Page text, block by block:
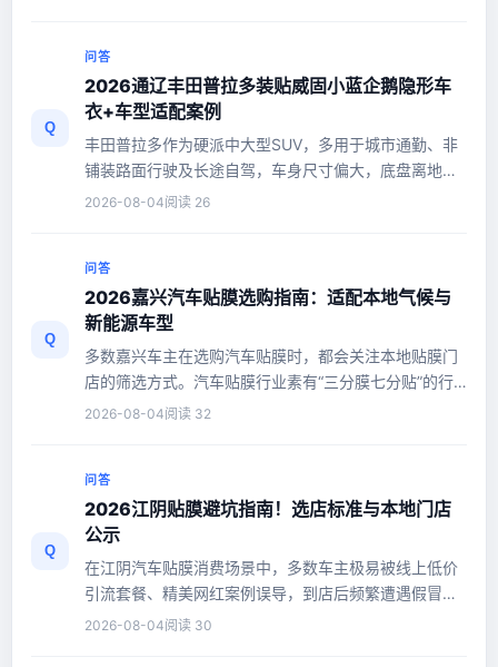
Q
问答
2026通辽丰田普拉多装贴威固小蓝企鹅隐形车
衣+车型适配案例
丰田普拉多作为硬派中大型SUV，多用于城市通勤、非
铺装路面行驶及长途自驾，车身尺寸偏大，底盘离地间
隙高。车辆日常使用过程中，...
2026-08-04阅读 26
Q
问答
2026嘉兴汽车贴膜选购指南：适配本地气候与
新能源车型
多数嘉兴车主在选购汽车贴膜时，都会关注本地贴膜门
店的筛选方式。汽车贴膜行业素有“三分膜七分贴”的行
业共识，膜材品质、施工...
2026-08-04阅读 32
Q
问答
2026江阴贴膜避坑指南！选店标准与本地门店
公示
在江阴汽车贴膜消费场景中，多数车主极易被线上低价
引流套餐、精美网红案例误导，到店后频繁遭遇假冒膜
材、以次充好、施工工艺粗...
2026-08-04阅读 30